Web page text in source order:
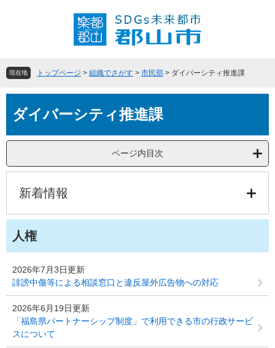
頭
す
飛
し
文
現在地 トップページ > 組織でさがす > 市民部 > ダイバーシティ推進課
文ダイバーシティ推進課
ページ内目次
新着情報
人権
2026年7月3日更新
誹謗中傷等による相談窓口と違反屋外広告物への対応
2026年6月19日更新
「福島県パートナーシップ制度」で利用できる市の行政サービ
スについて